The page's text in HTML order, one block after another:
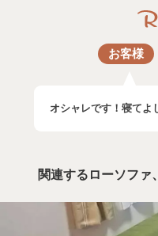
お客様
オシャレです！寝てよ
関連するローソファ